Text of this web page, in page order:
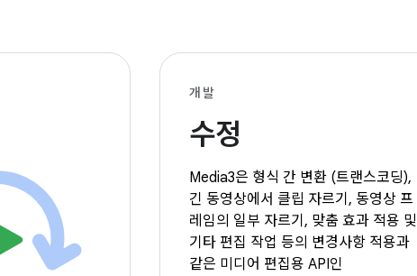
개발
수정
Media3은 형식 간 변환 (트랜스코딩),
긴 동영상에서 클립 자르기, 동영상 프
레임의 일부 자르기, 맞춤 효과 적용 및
기타 편집 작업 등의 변경사항 적용과
같은 미디어 편집용 API인